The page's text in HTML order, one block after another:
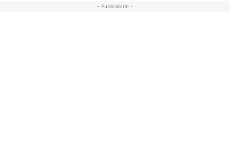
- Publicidade -